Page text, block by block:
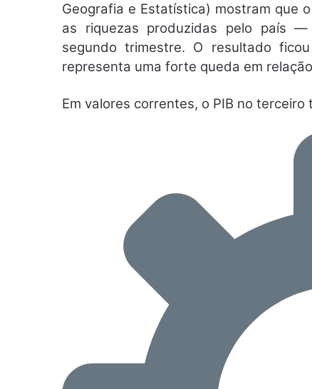
Geografia e Estatística) mostram que
as riquezas produzidas pelo país —
segundo trimestre. O resultado
representa uma forte queda em
Em valores correntes, o PIB no